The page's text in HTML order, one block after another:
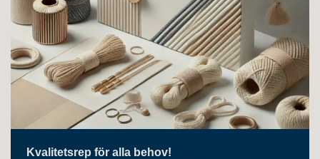
Kvalitetsrep för alla behov!